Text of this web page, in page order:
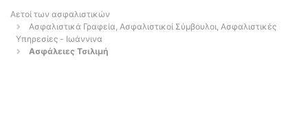
Αετοί των ασφαλιστικών
Ασφαλιστικά Γραφεία, Ασφαλιστικοί Σύμβουλοι, Ασφαλιστικές
Υπηρεσίες - Ιωάννινα
Ασφάλειες Τσιλιμή